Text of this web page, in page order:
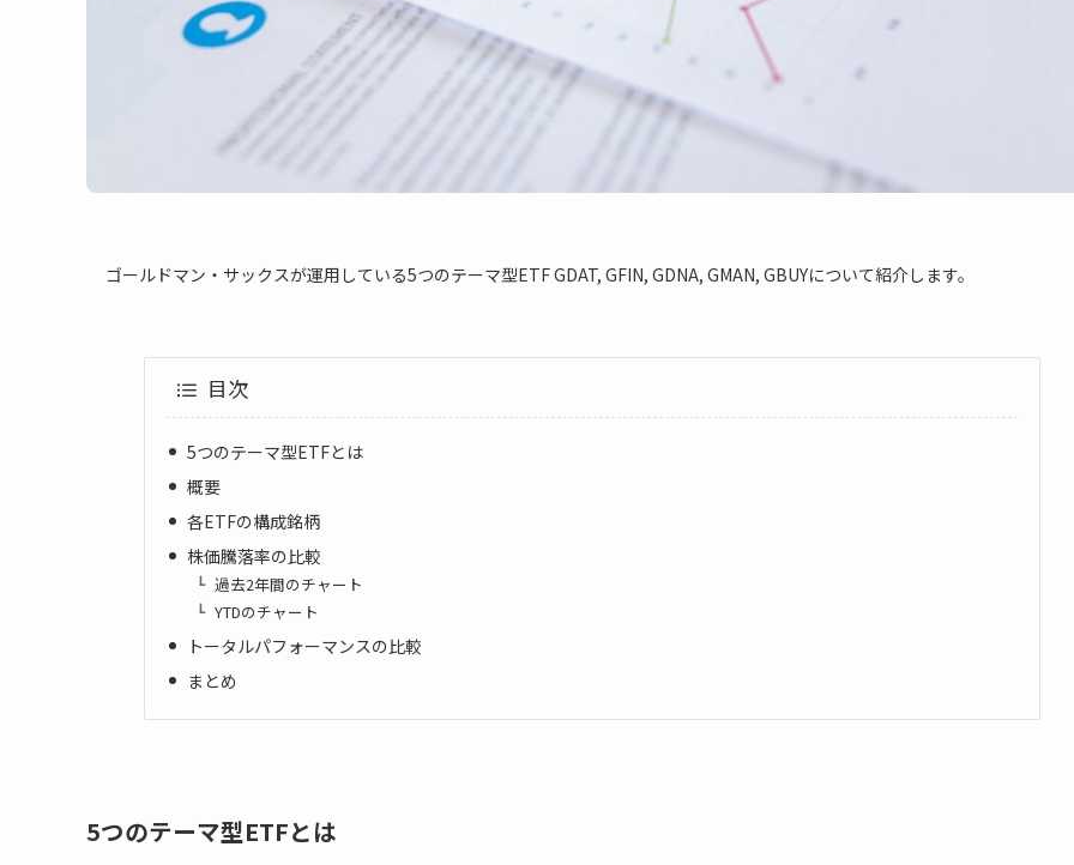
ゴールドマン・サックスが運用している5つのテーマ型ETF GDAT, GFIN, GDNA, GMAN, GBUYについて紹介します。
目次
5つのテーマ型ETFとは
概要
各ETFの構成銘柄
株価騰落率の比較
過去2年間のチャート
YTDのチャート
トータルパフォーマンスの比較
まとめ
5つのテーマ型ETFとは